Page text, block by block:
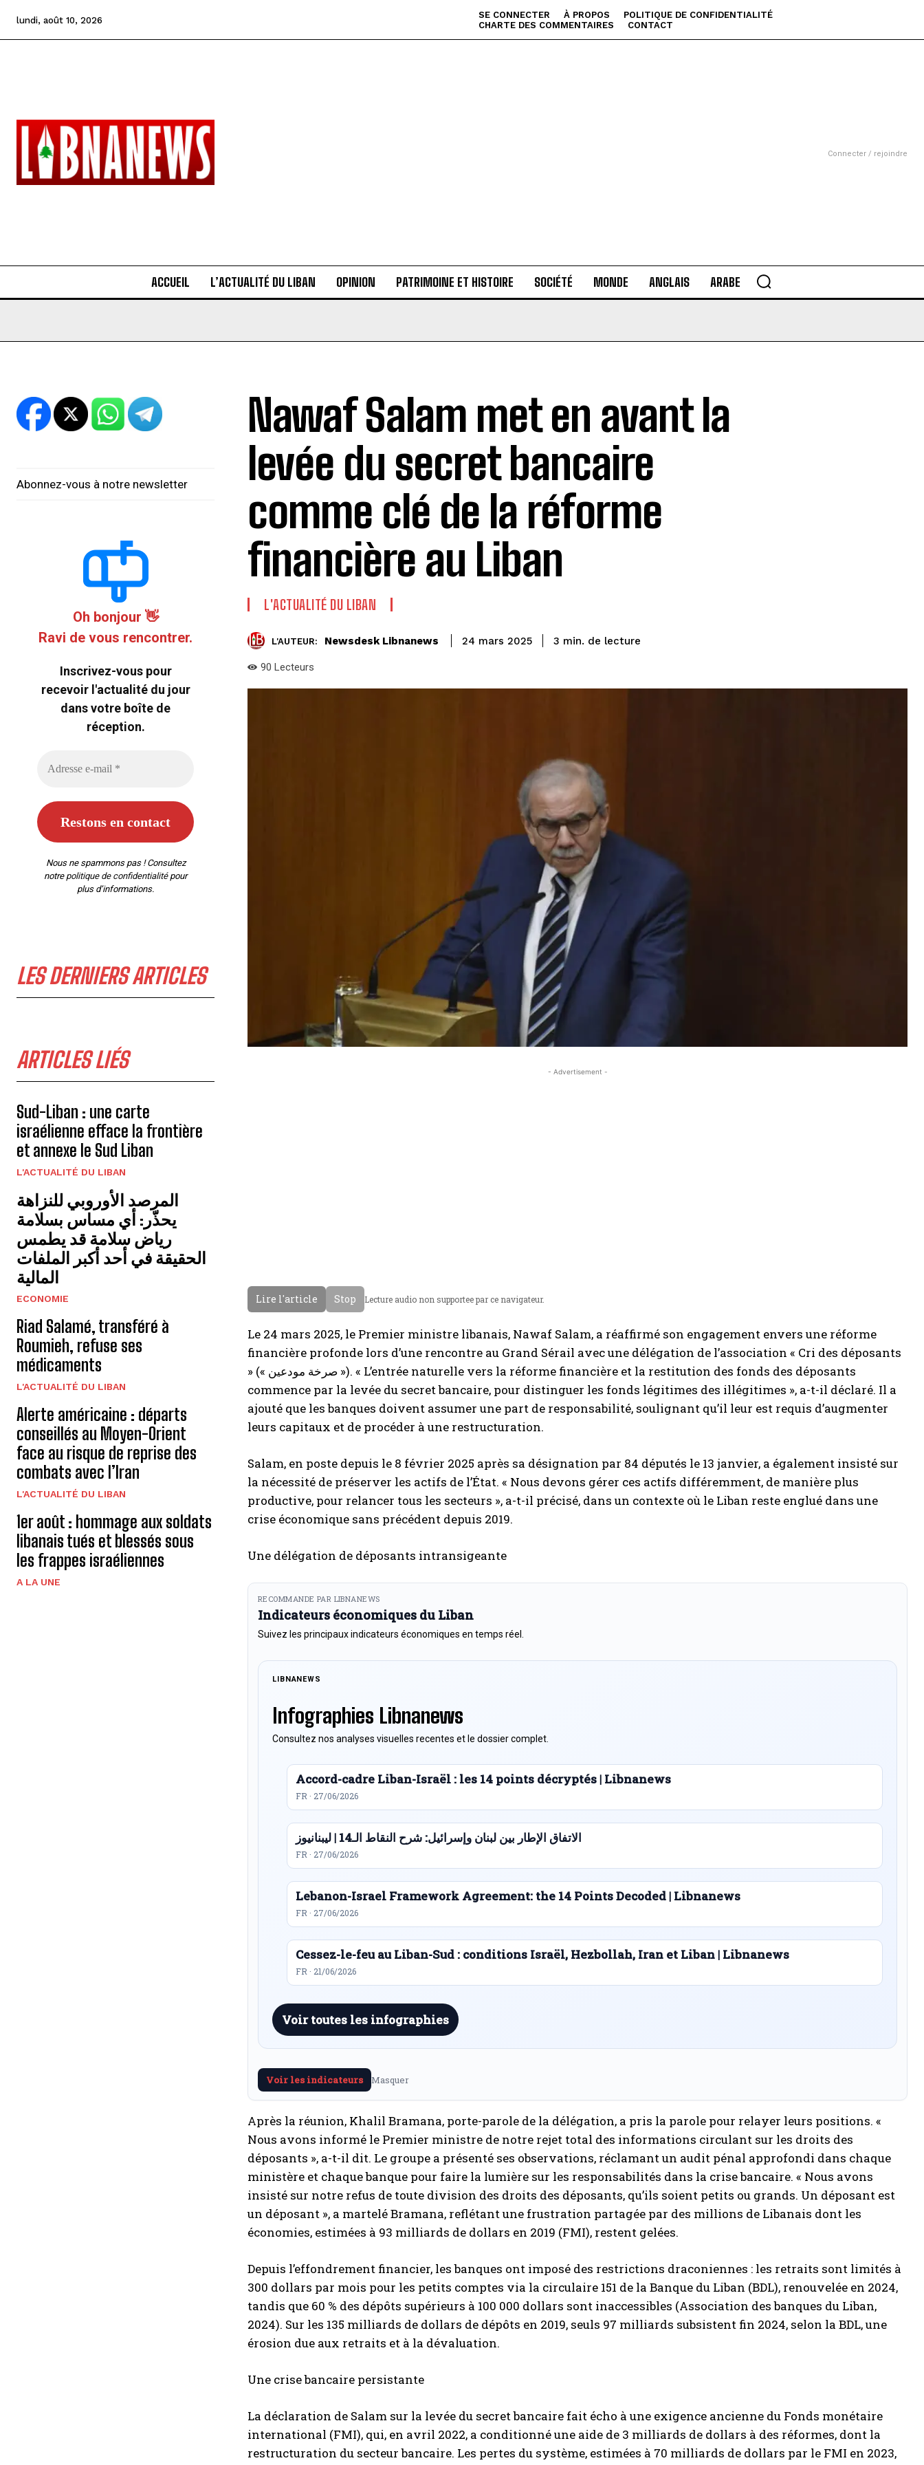
lundi, août 10, 2026 SE CONNECTER À PROPOS
POLITIQUE DE CONFIDENTIALITÉ
CHARTE DES COMMENTAIRES
CONTACT
Connecter / rejoindre
ACCUEIL L’ACTUALITÉ DU LIBAN OPINION PATRIMOINE ET HISTOIRE SOCIÉTÉ MONDE ANGLAIS ARABE
Abonnez-vous à notre newsletter
Oh bonjour 👋
Ravi de vous rencontrer.
Inscrivez-vous pour
recevoir l'actualité du jour
dans votre boîte de
réception.
Nous ne spammons pas ! Consultez
notre politique de confidentialitépour
plus d’informations.
LES DERNIERS ARTICLES
ARTICLES LIÉS
Sud-Liban : une carte
israélienne efface la frontière
et annexe le Sud Liban
L'ACTUALITÉ DU LIBAN
المرصد الأوروبي للنزاهة
يحذّر: أي مساس بسلامة
رياض سلامة قد يطمس
الحقيقة في أحد أكبر الملفات
المالية
ECONOMIE
Riad Salamé, transféré à
Roumieh, refuse ses
médicaments
L'ACTUALITÉ DU LIBAN
Alerte américaine : départs
conseillés au Moyen-Orient
face au risque de reprise des
combats avec l’Iran
L'ACTUALITÉ DU LIBAN
1er août : hommage aux soldats
libanais tués et blessés sous
les frappes israéliennes
A LA UNE
Nawaf Salam met en avant la
levée du secret bancaire
comme clé de la réforme
financière au Liban
L'ACTUALITÉ DU LIBAN
L'AUTEUR: Newsdesk Libnanews 24 mars 2025 3 min. de lecture
90 Lecteurs
- Advertisement -
Lire l'article Stop Lecture audio non supportee par ce navigateur.
Le 24 mars 2025, le Premier ministre libanais, Nawaf Salam, a réaffirmé son engagement envers une réforme
financière profonde lors d’une rencontre au Grand Sérail avec une délégation de l’association « Cri des déposants
» (« صرخة مودعين »). « L’entrée naturelle vers la réforme financière et la restitution des fonds des déposants
commence par la levée du secret bancaire, pour distinguer les fonds légitimes des illégitimes », a-t-il déclaré. Il a
ajouté que les banques doivent assumer une part de responsabilité, soulignant qu’il leur est requis d’augmenter
leurs capitaux et de procéder à une restructuration.
Salam, en poste depuis le 8 février 2025 après sa désignation par 84 députés le 13 janvier, a également insisté sur
la nécessité de préserver les actifs de l’État. « Nous devons gérer ces actifs différemment, de manière plus
productive, pour relancer tous les secteurs », a-t-il précisé, dans un contexte où le Liban reste englué dans une
crise économique sans précédent depuis 2019.
Une délégation de déposants intransigeante
RECOMMANDE PAR LIBNANEWS
Indicateurs économiques du Liban
Suivez les principaux indicateurs économiques en temps réel.
LIBNANEWS
Infographies Libnanews
Consultez nos analyses visuelles recentes et le dossier complet.
Accord-cadre Liban-Israël : les 14 points décryptés | Libnanews
FR · 27/06/2026
الاتفاق الإطار بين لبنان وإسرائيل: شرح النقاط الـ14 | ليبنانيوز
FR · 27/06/2026
Lebanon-Israel Framework Agreement: the 14 Points Decoded | Libnanews
FR · 27/06/2026
Cessez-le-feu au Liban-Sud : conditions Israël, Hezbollah, Iran et Liban | Libnanews
FR · 21/06/2026
Voir toutes les infographies
Voir les indicateurs Masquer
Après la réunion, Khalil Bramana, porte-parole de la délégation, a pris la parole pour relayer leurs positions. «
Nous avons informé le Premier ministre de notre rejet total des informations circulant sur les droits des
déposants », a-t-il dit. Le groupe a présenté ses observations, réclamant un audit pénal approfondi dans chaque
ministère et chaque banque pour faire la lumière sur les responsabilités dans la crise bancaire. « Nous avons
insisté sur notre refus de toute division des droits des déposants, qu’ils soient petits ou grands. Un déposant est
un déposant », a martelé Bramana, reflétant une frustration partagée par des millions de Libanais dont les
économies, estimées à 93 milliards de dollars en 2019 (FMI), restent gelées.
Depuis l’effondrement financier, les banques ont imposé des restrictions draconiennes : les retraits sont limités à
300 dollars par mois pour les petits comptes via la circulaire 151 de la Banque du Liban (BDL), renouvelée en 2024,
tandis que 60 % des dépôts supérieurs à 100 000 dollars sont inaccessibles (Association des banques du Liban,
2024). Sur les 135 milliards de dollars de dépôts en 2019, seuls 97 milliards subsistent fin 2024, selon la BDL, une
érosion due aux retraits et à la dévaluation.
Une crise bancaire persistante
La déclaration de Salam sur la levée du secret bancaire fait écho à une exigence ancienne du Fonds monétaire
international (FMI), qui, en avril 2022, a conditionné une aide de 3 milliards de dollars à des réformes, dont la
restructuration du secteur bancaire. Les pertes du système, estimées à 70 milliards de dollars par le FMI en 2023,